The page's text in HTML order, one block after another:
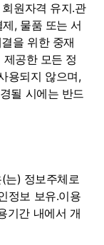
원자격 유지.관
, 물품 또는 서
을 위한 중재
공한 모든 정
용되지 않으며,
될 시에는 반드
(는) 정보주체로
정보 보유․이용
기간 내에서 개